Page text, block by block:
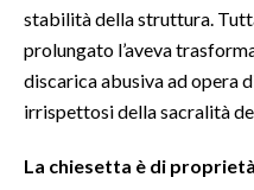
ABBONATI
ANNUNCI
NECROLOGI
PUBBLICITÀ
SPIAGGE
stabilità della struttura.
prolungato l’aveva
discarica abusiva ad opera
irrispettosi della sacralità
La chiesetta è di